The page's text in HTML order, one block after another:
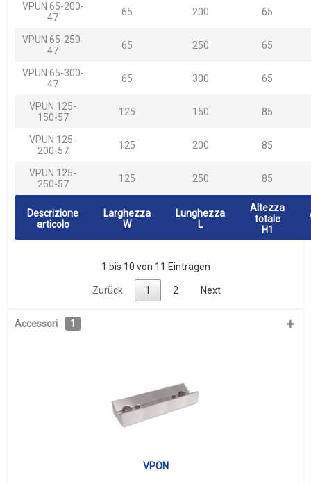
VPUN 65-200-
47
65 200 65
VPUN 65-250-
47
65 250 65
VPUN 65-300-
47
65 300 65
VPUN 125-
150-57
125 150 85
VPUN 125-
200-57
125 200 85
VPUN 125-
250-57
125 250 85
Descrizione
articolo
Larghezza
W
Lunghezza
L
Altezza
totale
H1
1 bis 10 von 11 Einträgen
Zurück 1 2 Next
Accessori 1
VPON